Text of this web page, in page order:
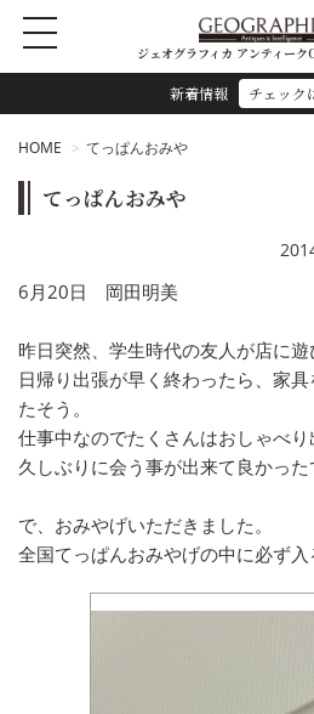
新着情報 チェック
ジェオグラフィカ アンティー
HOME てっぱんおみや
てっぱんおみや
6月20日 岡田明美
昨日突然、学生時代の友人が店に遊
日帰り出張が早く終わったら、家
たそう。
仕事中なのでたくさんはおしゃべ
久しぶりに会う事が出来て良かった
で、おみやげいただきました。
全国てっぱんおみやげの中に必ず入